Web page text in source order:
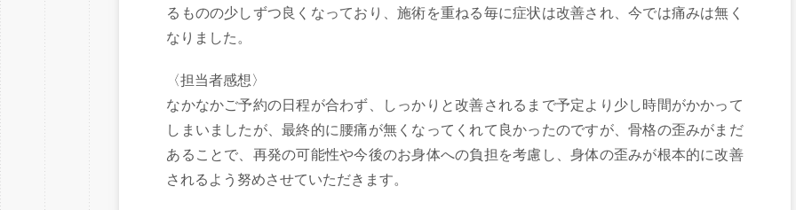
るものの少しずつ良くなっており、施術を重ねる毎に症状は改善され、今では痛みは無く
なりました。
〈担当者感想〉
なかなかご予約の日程が合わず、しっかりと改善されるまで予定より少し時間がかかって
しまいましたが、最終的に腰痛が無くなってくれて良かったのですが、骨格の歪みがまだ
あることで、再発の可能性や今後のお身体への負担を考慮し、身体の歪みが根本的に改善
されるよう努めさせていただきます。